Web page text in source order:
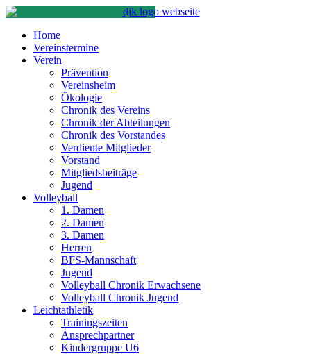
Home
Vereinstermine
Verein
Prävention
Vereinsheim
Ökologie
Chronik des Vereins
Chronik der Abteilungen
Chronik des Vorstandes
Verdiente Mitglieder
Vorstand
Mitgliedsbeiträge
Jugend
Volleyball
1. Damen
2. Damen
3. Damen
Herren
BFS-Mannschaft
Jugend
Volleyball Chronik Erwachsene
Volleyball Chronik Jugend
Leichtathletik
Trainingszeiten
Ansprechpartner
Kindergruppe U6